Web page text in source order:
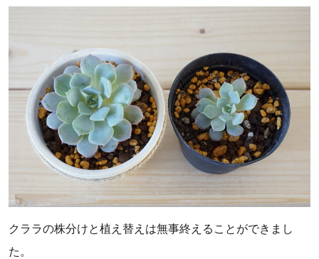
クララの株分けと植え替えは無事終えることができまし
た。